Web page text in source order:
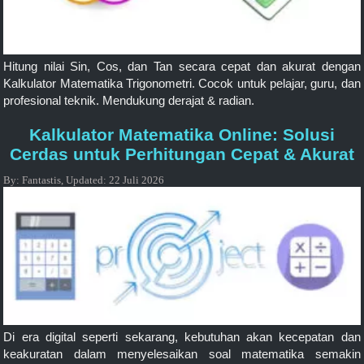
Hitung nilai Sin, Cos, dan Tan secara cepat dan akurat dengan
Kalkulator Matematika Trigonometri. Cocok untuk pelajar, guru, dan
profesional teknik. Mendukung derajat & radian.
Kalkulator Matematika Online: Solusi
Cerdas untuk Perhitungan Cepat & Akurat
By:Fantastis,Updated:22 Juli 2026
Di era digital seperti sekarang, kebutuhan akan kecepatan dan
keakuratan dalam menyelesaikan soal matematika semakin